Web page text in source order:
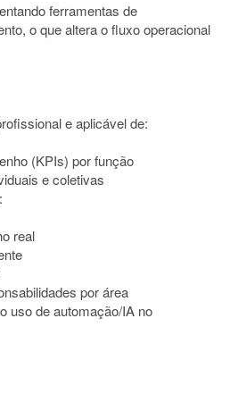
ferramentas de
o que altera o fluxo operacional
e aplicável de:
(KPIs) por função
e coletivas
real
por área
uso de automação/IA no